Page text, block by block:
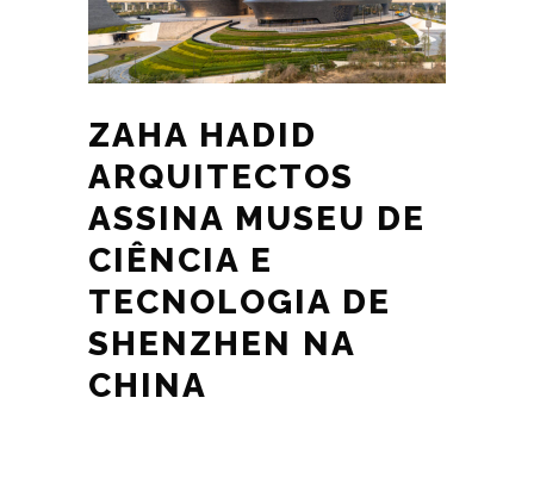
ZAHA HADID
ARQUITECTOS
ASSINA MUSEU DE
CIÊNCIA E
TECNOLOGIA DE
SHENZHEN NA
CHINA